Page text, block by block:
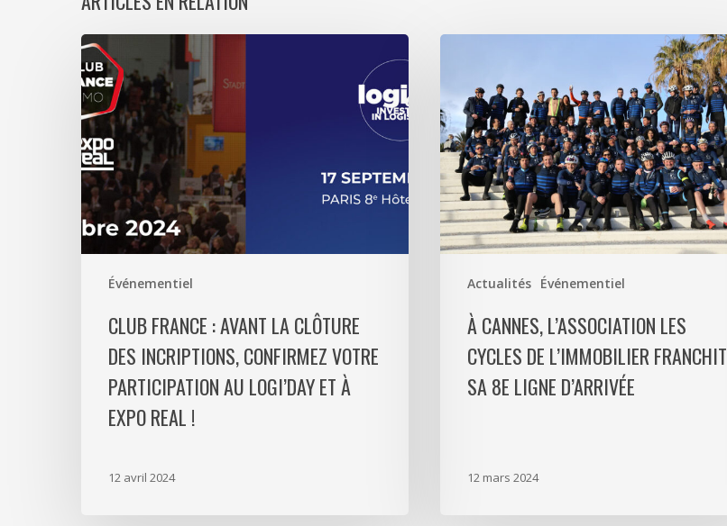
Événementiel
Club
France
:
avant
la
clôture
des
incriptions,
confirmez
votre
participation
Logi’dayCLUB FRANCE : AVANT LA CLÔTURE
DES INCRIPTIONS, CONFIRMEZ VOTRE
PARTICIPATION AU LOGI’DAY ET À
EXPO REAL !
12 avril 2024
Actualités Événementiel
l’association
Les
Cycles
de
l’Immobilier
franchit
sa
8e
À CANNES, L’ASSOCIATION LES
CYCLES DE L’IMMOBILIER FRANCHIT
SA 8E LIGNE D’ARRIVÉE
12 mars 2024